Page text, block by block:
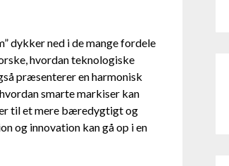
dykker ned i de mange fordele
hvordan teknologiske
præsenterer en harmonisk
smarte markiser kan
til et mere bæredygtigt og
og innovation kan gå op i en